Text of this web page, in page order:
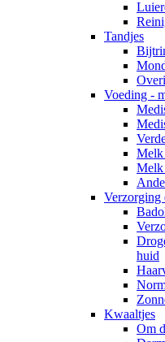
Tandjes
Voeding -
Melk
Melk
Verzorging
huid
Kwaaltjes
Om